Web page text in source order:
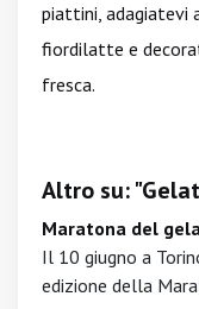
piattini, adagiatevi
fiordilatte e
fresca.
Altro su:
Maratona del
Il 10 giugno a
edizione della